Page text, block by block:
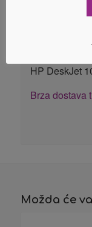
HP OfficeJet
HP OfficeJet
HP DeskJet
Brza dostava
Možda će